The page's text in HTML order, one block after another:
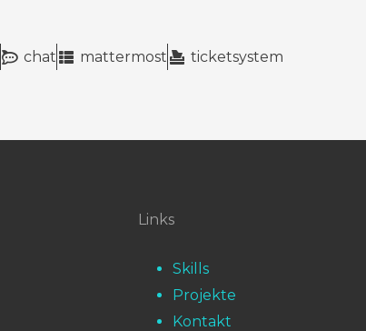
chat mattermost ticketsystem
Links
Skills
Projekte
Kontakt